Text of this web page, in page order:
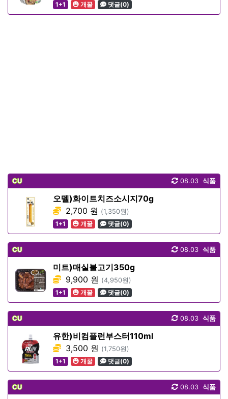
1+1
개꿀 댓글(0)
CU 식품
08.03
오뗄)화이트치즈소시지70g
2,700 원 (1,350원)
1+1
개꿀 댓글(0)
CU 식품
08.03
미트)매실불고기350g
9,900 원 (4,950원)
1+1
개꿀 댓글(0)
CU 식품
08.03
유한)비컴플런부스터110ml
3,500 원 (1,750원)
1+1
개꿀 댓글(0)
CU 식품
08.03